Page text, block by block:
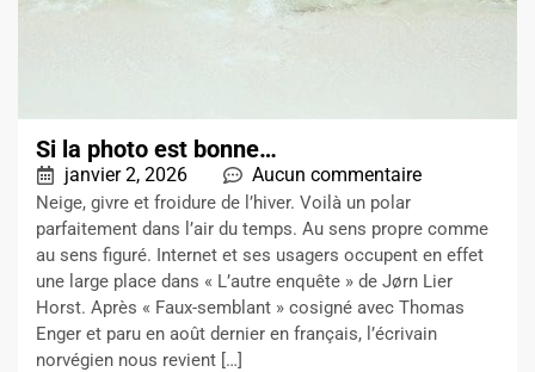
Si la photo est bonne…
janvier 2, 2026 Aucun commentaire
Neige, givre et froidure de l’hiver. Voilà un polar
parfaitement dans l’air du temps. Au sens propre comme
au sens figuré. Internet et ses usagers occupent en effet
une large place dans « L’autre enquête » de Jørn Lier
Horst. Après « Faux-semblant » cosigné avec Thomas
Enger et paru en août dernier en français, l’écrivain
norvégien nous revient […]